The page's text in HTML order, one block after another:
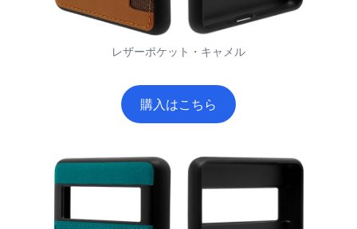
レザーポケット・キャメル
購入はこちら